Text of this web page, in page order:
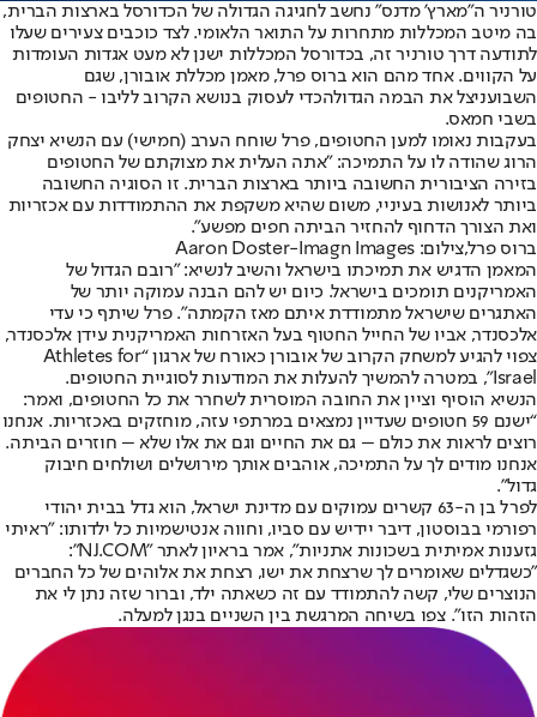
טורניר ה"מארץ' מדנס" נחשב לחגיגה הגדולה של הכדורסל בארצות הברית,
בה מיטב המכללות מתחרות על התואר הלאומי. לצד כוכבים צעירים שעלו
לתודעה דרך טורניר זה, בכדורסל המכללות ישנן לא מעט אגדות העומדות
על הקווים. אחד מהם הוא ברוס פרל, מאמן מכללת אובורן, שגם
השבועניצל את הבמה הגדולהכדי לעסוק בנושא הקרוב לליבו - החטופים
בשבי חמאס.
בעקבות נאומו למען החטופים, פרל שוחח הערב (חמישי) עם הנשיא יצחק
הרוג שהודה לו על התמיכה: "אתה העלית את מצוקתם של החטופים
בזירה הציבורית החשובה ביותר בארצות הברית. זו הסוגיה החשובה
ביותר לאנושות בעיניי, משום שהיא משקפת את ההתמודדות עם אכזריות
ואת הצורך הדחוף להחזיר הביתה חפים מפשע".
ברוס פרל,צילום: Aaron Doster-Imagn Images
המאמן הדגיש את תמיכתו בישראל והשיב לנשיא: "רובם הגדול של
האמריקנים תומכים בישראל. כיום יש להם הבנה עמוקה יותר של
האתגרים שישראל מתמודדת איתם מאז הקמתה". פרל שיתף כי עדי
אלכסנדר, אביו של החייל החטוף בעל האזרחות האמריקנית עידן אלכסנדר,
צפוי להגיע למשחק הקרוב של אובורן כאורח של ארגון “Athletes for
Israel”, במטרה להמשיך להעלות את המודעות לסוגיית החטופים.
הנשיא הוסיף וציין את החובה המוסרית לשחרר את כל החטופים, ואמר:
“ישנם 59 חטופים שעדיין נמצאים במרתפי עזה, מוחזקים באכזריות. אנחנו
רוצים לראות את כולם – גם את החיים וגם את אלו שלא – חוזרים הביתה.
אנחנו מודים לך על התמיכה, אוהבים אותך מירושלים ושולחים חיבוק
גדול".
לפרל בן ה-63 קשרים עמוקים עם מדינת ישראל, הוא גדל בבית יהודי
רפורמי בבוסטון, דיבר יידיש עם סביו, וחווה אנטישמיות כל ילדותו: "ראיתי
גזענות אמיתית בשכונות אתניות", אמר בראיון לאתר "NJ.COM":
"כשגדלים שאומרים לך שרצחת את ישו, רצחת את אלוהים של כל החברים
הנוצרים שלי, קשה להתמודד עם זה כשאתה ילד, וברור שזה נתן לי את
הזהות הזו". צפו בשיחה המרגשת בין השניים בנגן למעלה.